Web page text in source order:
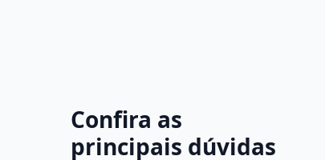
Confira as
principais dúvidas